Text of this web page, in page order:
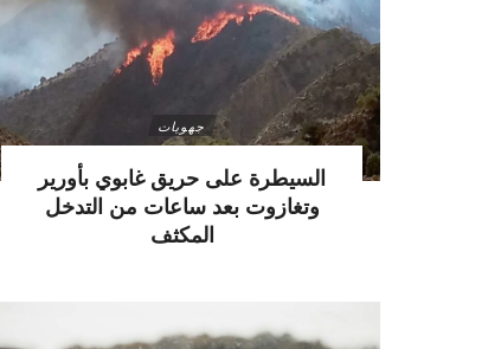
جهويات
السيطرة على حريق غابوي بأورير
وتغازوت بعد ساعات من التدخل
المكثف